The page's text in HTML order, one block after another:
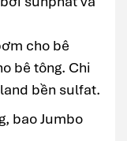
cho bê
bê tông. Chi
bền sulfat.
bao Jumbo